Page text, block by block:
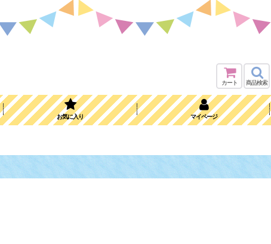
カート 商品検索
お気に入り マイページ